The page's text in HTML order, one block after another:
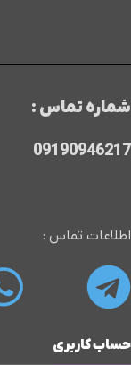
شماره تماس :
09190946217
اطلاعات تماس :
حساب کاربری